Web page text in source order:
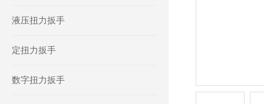
液压扭力扳手
定扭力扳手
数字扭力扳手